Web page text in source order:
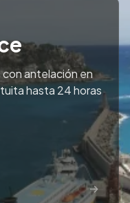
con antelación en
hasta 24 horas
→